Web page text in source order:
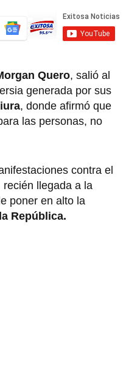
Quero, salió al
generada por sus
, donde afirmó que
las personas, no
contra el
recién llegada a la
poner en alto la
República.